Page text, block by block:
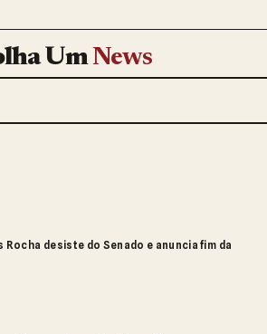
UmNews
Rocha desiste do Senado e anuncia fim da